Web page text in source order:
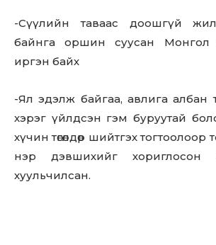
-Сүүлийн таваас доошгүй
байнга оршин суусан Монгол
иргэн байх
-Ял эдэлж байгаа, авлига албан
хэрэг үйлдсэн гэм буруутай
хүчин төгөлдөр шийтгэх тогтоолоор
нэр дэвшихийг хориглосон
хуульчилсан.